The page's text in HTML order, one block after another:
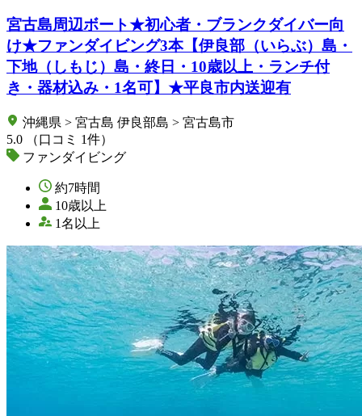
宮古島周辺ボート★初心者・ブランクダイバー向
け★ファンダイビング3本【伊良部（いらぶ）島・
下地（しもじ）島・終日・10歳以上・ランチ付
き・器材込み・1名可】★平良市内送迎有
沖縄県 > 宮古島 伊良部島 > 宮古島市
5.0
（口コミ 1件）
ファンダイビング
約7時間
10歳以上
1名以上